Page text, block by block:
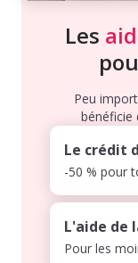
Les
Peu
bénéficie
Le crédit
-50 % pour
L'aide de
Pour les